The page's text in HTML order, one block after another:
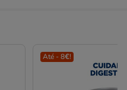
Até - 8€!